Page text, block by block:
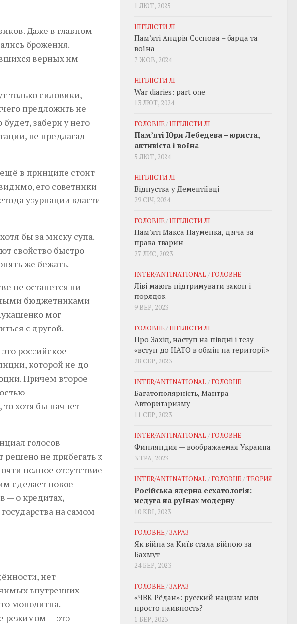
Даже в главном
брожения.
верных им
только силовики,
предложить не
забери у него
не предлагал
в принципе стоит
его советники
узурпации власти
бы за миску супа.
свойство быстро
же бежать.
не останется ни
бюджетниками
мог
с другой.
российское
которой не до
Причем второе
хотя бы начнет
голосов
решено не прибегать к
полное отсутствие
сделает новое
— о кредитах,
на самом
нет
внутренних
монолитна.
режимом — это
1 ЛЮТ, 2025
НІГІЛІСТИ ЛІ
Пам’яті Андрія Соснова – барда та
воїна
7 ЖОВ, 2024
НІГІЛІСТИ ЛІ
War diaries: part one
13 ЛЮТ, 2024
ГОЛОВНЕ/НІГІЛІСТИ ЛІ
Пам’яті Юри Лебедева – юриста,
активіста і воїна
5 ЛЮТ, 2024
НІГІЛІСТИ ЛІ
Відпустка у Дементіївці
29 СІЧ, 2024
ГОЛОВНЕ/НІГІЛІСТИ ЛІ
Пам’яті Макса Науменка, діяча за
права тварин
27 ЛИС, 2023
INTER/ANTINATIONAL/ГОЛОВНЕ
Ліві мають підтримувати закон і
порядок
9 ВЕР, 2023
ГОЛОВНЕ/НІГІЛІСТИ ЛІ
Про Захід, наступ на півдні і тезу
«вступ до НАТО в обмін на території»
28 СЕР, 2023
INTER/ANTINATIONAL/ГОЛОВНЕ
Багатополярність, Мантра
Авторитаризму
11 СЕР, 2023
INTER/ANTINATIONAL/ГОЛОВНЕ
Финляндия — воображаемая Украина
3 ТРА, 2023
INTER/ANTINATIONAL/ГОЛОВНЕ/ТЕОРИЯ
Російська ядерна есхатологія:
недуга на руїнах модерну
10 КВІ, 2023
ГОЛОВНЕ/ЗАРАЗ
Як війна за Київ стала війною за
Бахмут
24 БЕР, 2023
ГОЛОВНЕ/ЗАРАЗ
«ЧВК Рёдан»: русский нацизм или
просто наивность?
1 БЕР, 2023